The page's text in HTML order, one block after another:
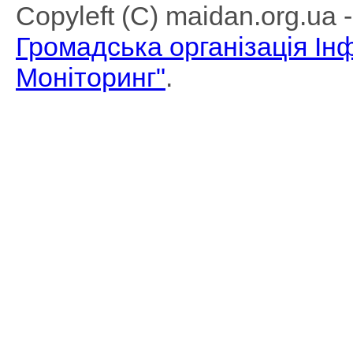
Copyleft (C) maidan.org.ua
Громадська організація
Моніторинг".